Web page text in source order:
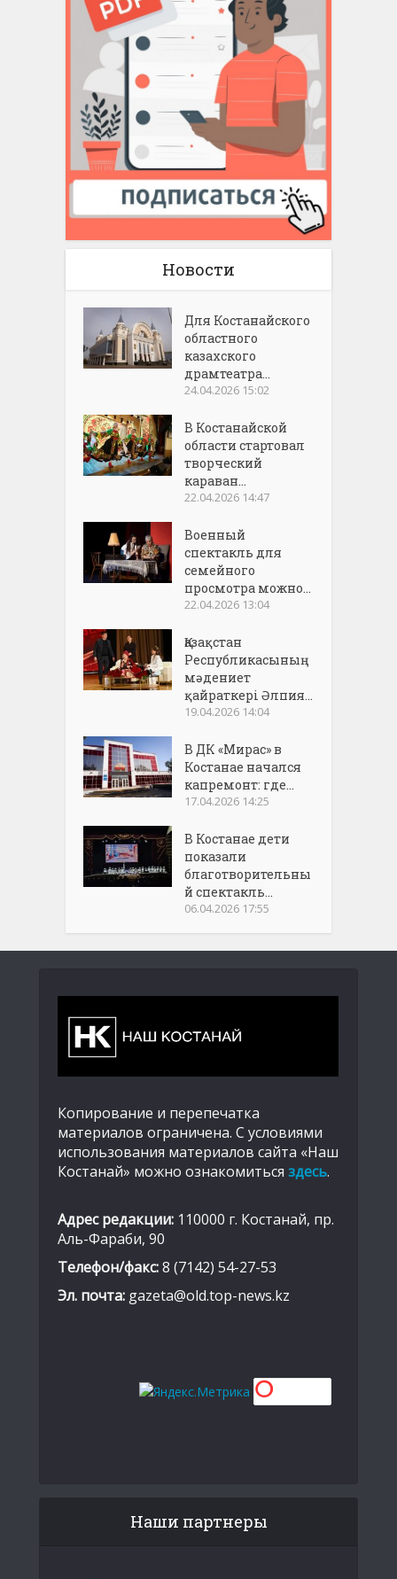
Новости
Для Костанайского
областного
казахского
драмтеатра...
24.04.2026 15:02
В Костанайской
области стартовал
творческий
караван...
22.04.2026 14:47
Военный
спектакль для
семейного
просмотра можно...
22.04.2026 13:04
Қазақстан
Республикасының
мәдениет
қайраткері Әлпия...
19.04.2026 14:04
В ДК «Мирас» в
Костанае начался
капремонт: где...
17.04.2026 14:25
В Костанае дети
показали
благотворительны
й спектакль...
06.04.2026 17:55
Копирование и перепечатка
материалов ограничена. С условиями
использования материалов сайта «Наш
Костанай» можно ознакомиться здесь.
Адрес редакции: 110000 г. Костанай, пр.
Аль-Фараби, 90
Телефон/факс:8 (7142) 54-27-53
Эл. почта: gazeta@old.top-news.kz
Наши партнеры